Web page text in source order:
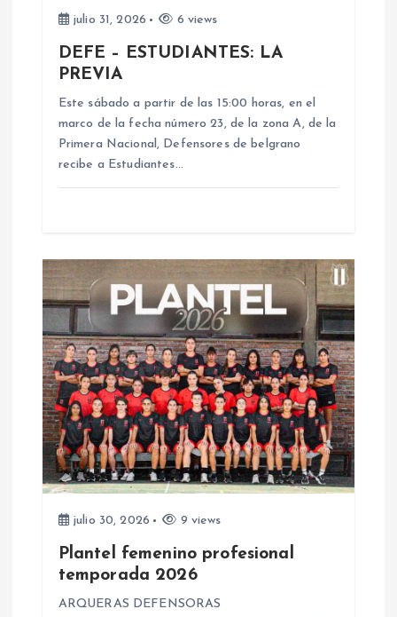
s
julio 31, 2026 6 views
DEFE – ESTUDIANTES: LA
PREVIA
Este sábado a partir de las 15:00 horas, en el
marco de la fecha número 23, de la zona A, de la
Primera Nacional, Defensores de belgrano
recibe a Estudiantes…
julio 30, 2026 9 views
Plantel femenino profesional
temporada 2026
ARQUERAS DEFENSORAS